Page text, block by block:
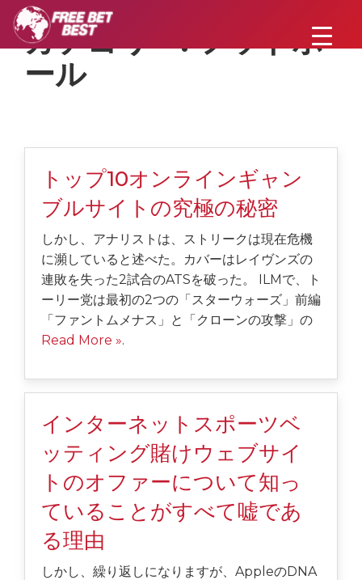
カテゴリー:フットボ
ール
トップ10オンラインギャン
ブルサイトの究極の秘密
しかし、アナリストは、ストリークは現在危機
に瀕していると述べた。カバーはレイヴンズの
連敗を失った2試合のATSを破った。 ILMで、ト
ーリー党は最初の2つの「スターウォーズ」前編
「ファントムメナス」と「クローンの攻撃」の
Read More ».
インターネットスポーツベ
ッティング賭けウェブサイ
トのオファーについて知っ
ていることがすべて嘘であ
る理由
しかし、繰り返しになりますが、AppleのDNA